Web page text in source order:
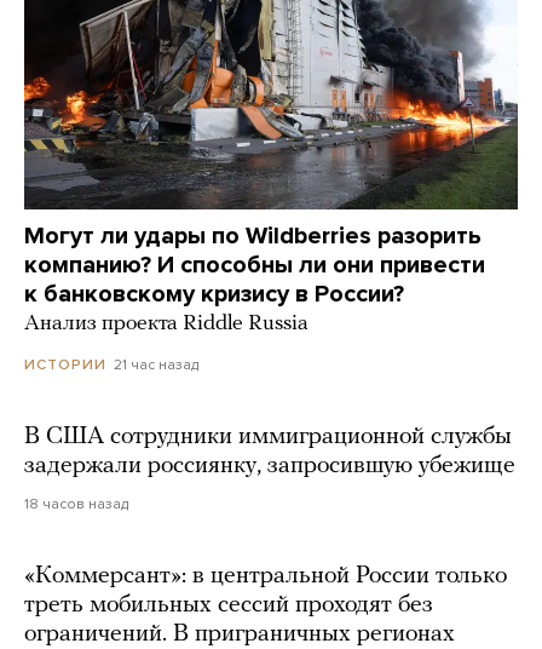
Могут ли удары по Wildberries разорить
компанию? И способны ли они привести
к банковскому кризису в России?
Анализ проекта Riddle Russia
ИСТОРИИ 21 час назад
В США сотрудники иммиграционной службы
задержали россиянку, запросившую убежище
18 часов назад
«Коммерсант»: в центральной России только
треть мобильных сессий проходят без
ограничений. В приграничных регионах